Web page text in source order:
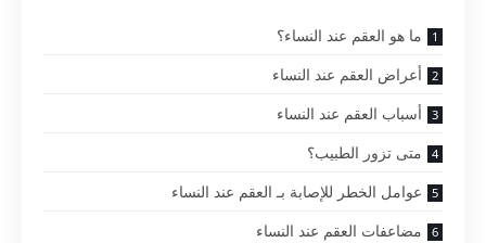
ما هو العقم عند النساء؟
أعراض العقم عند النساء
أسباب العقم عند النساء
متى تزور الطبيب؟
عوامل الخطر للإصابة بـ العقم عند النساء
مضاعفات العقم عند النساء